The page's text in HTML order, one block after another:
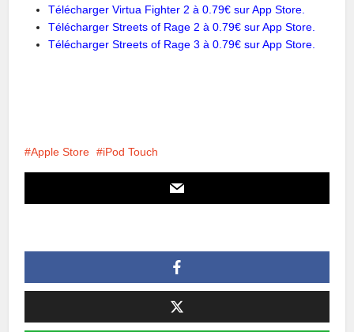
Télécharger Virtua Fighter 2 à 0.79€ sur App Store.
Télécharger Streets of Rage 2 à 0.79€ sur App Store.
Télécharger Streets of Rage 3 à 0.79€ sur App Store.
Apple Store iPod Touch